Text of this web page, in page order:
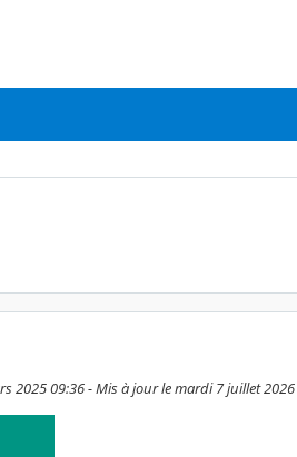
2025 09:36 - Mis à jour le mardi 7 juillet